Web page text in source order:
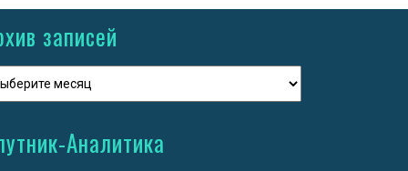
записей
Аналитика